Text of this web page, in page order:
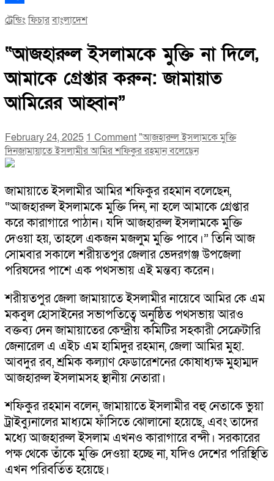
Share
ট্রেন্ডিংফিচারবাংলাদেশ
“আজহারুল ইসলামকে মুক্তি না দিলে,
আমাকে গ্রেপ্তার করুন: জামায়াত
আমিরের আহ্বান”
February 24, 2025 1 Comment"আজহারুল ইসলামকে মুক্তি
দিনজামায়াতে ইসলামীর আমির শফিকুর রহমান বলেছেন
জামায়াতে ইসলামীর আমির শফিকুর রহমান বলেছেন,
“আজহারুল ইসলামকে মুক্তি দিন, না হলে আমাকে গ্রেপ্তার
করে কারাগারে পাঠান। যদি আজহারুল ইসলামকে মুক্তি
দেওয়া হয়, তাহলে একজন মজলুম মুক্তি পাবে।” তিনি আজ
সোমবার সকালে শরীয়তপুর জেলার ভেদরগঞ্জ উপজেলা
পরিষদের পাশে এক পথসভায় এই মন্তব্য করেন।
শরীয়তপুর জেলা জামায়াতে ইসলামীর নায়েবে আমির কে এম
মকবুল হোসাইনের সভাপতিত্বে অনুষ্ঠিত পথসভায় আরও
বক্তব্য দেন জামায়াতের কেন্দ্রীয় কমিটির সহকারী সেক্রেটারি
জেনারেল এ এইচ এম হামিদুর রহমান, জেলা আমির মুহা.
আবদুর রব, শ্রমিক কল্যাণ ফেডারেশনের কোষাধ্যক্ষ মুহাম্মদ
আজহারুল ইসলামসহ স্থানীয় নেতারা।
শফিকুর রহমান বলেন, জামায়াতে ইসলামীর বহু নেতাকে ভুয়া
ট্রাইব্যুনালের মাধ্যমে ফাঁসিতে ঝোলানো হয়েছে, এবং তাদের
মধ্যে আজহারুল ইসলাম এখনও কারাগারে বন্দী। সরকারের
পক্ষ থেকে তাঁকে মুক্তি দেওয়া হচ্ছে না, যদিও দেশের পরিস্থিতি
এখন পরিবর্তিত হয়েছে।